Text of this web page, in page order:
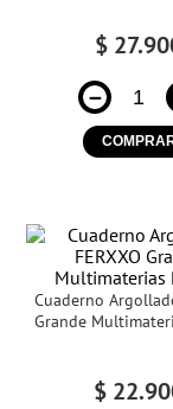
$ 27.
－
Cuaderno
Grande
$ 22.